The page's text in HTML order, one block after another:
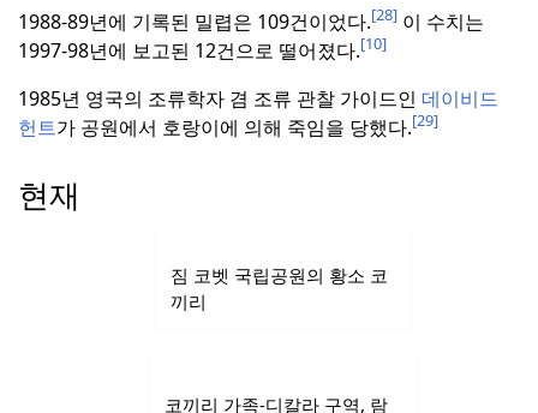
1988-89년에 기록된 밀렵은 109건이었다.[28] 이 수치는
1997-98년에 보고된 12건으로 떨어졌다.[10]
1985년 영국의 조류학자 겸 조류 관찰 가이드인 데이비드
헌트가 공원에서 호랑이에 의해 죽임을 당했다.[29]
현재
짐 코벳 국립공원의 황소 코
끼리
코끼리 가족-디칼라 구역, 람